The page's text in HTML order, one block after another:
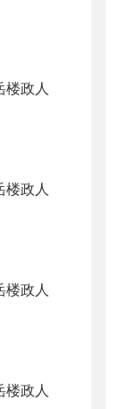
楼政人
楼政人
楼政人
楼政人